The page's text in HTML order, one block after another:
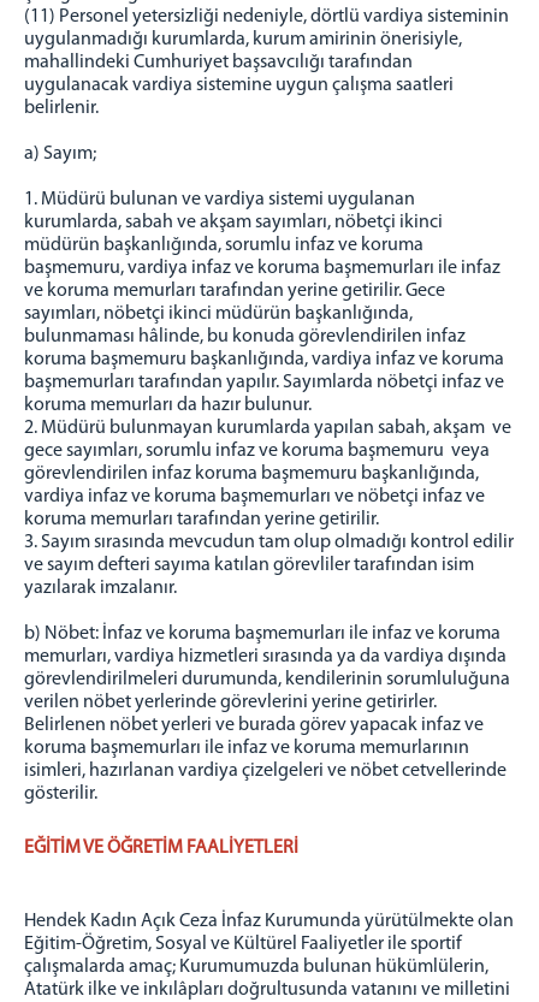
(11) Personel yetersizliği nedeniyle, dörtlü vardiya sisteminin
uygulanmadığı kurumlarda, kurum amirinin önerisiyle,
mahallindeki Cumhuriyet başsavcılığı tarafından
uygulanacak vardiya sistemine uygun çalışma saatleri
belirlenir.
a) Sayım;
1. Müdürü bulunan ve vardiya sistemi uygulanan
kurumlarda, sabah ve akşam sayımları, nöbetçi ikinci
müdürün başkanlığında, sorumlu infaz ve koruma
başmemuru, vardiya infaz ve koruma başmemurları ile infaz
ve koruma memurları tarafından yerine getirilir. Gece
sayımları, nöbetçi ikinci müdürün başkanlığında,
bulunmaması hâlinde, bu konuda görevlendirilen infaz
koruma başmemuru başkanlığında, vardiya infaz ve koruma
başmemurları tarafından yapılır. Sayımlarda nöbetçi infaz ve
koruma memurları da hazır bulunur.
2. Müdürü bulunmayan kurumlarda yapılan sabah, akşam ve
gece sayımları, sorumlu infaz ve koruma başmemuru veya
görevlendirilen infaz koruma başmemuru başkanlığında,
vardiya infaz ve koruma başmemurları ve nöbetçi infaz ve
koruma memurları tarafından yerine getirilir.
3. Sayım sırasında mevcudun tam olup olmadığı kontrol edilir
ve sayım defteri sayıma katılan görevliler tarafından isim
yazılarak imzalanır.
b) Nöbet: İnfaz ve koruma başmemurları ile infaz ve koruma
memurları, vardiya hizmetleri sırasında ya da vardiya dışında
görevlendirilmeleri durumunda, kendilerinin sorumluluğuna
verilen nöbet yerlerinde görevlerini yerine getirirler.
Belirlenen nöbet yerleri ve burada görev yapacak infaz ve
koruma başmemurları ile infaz ve koruma memurlarının
isimleri, hazırlanan vardiya çizelgeleri ve nöbet cetvellerinde
gösterilir.
EĞİTİM VE ÖĞRETİM FAALİYETLERİ
Hendek Kadın Açık Ceza İnfaz Kurumunda yürütülmekte olan
Eğitim-Öğretim, Sosyal ve Kültürel Faaliyetler ile sportif
çalışmalarda amaç; Kurumumuzda bulunan hükümlülerin,
Atatürk ilke ve inkılâpları doğrultusunda vatanını ve milletini